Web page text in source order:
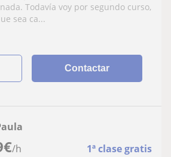
Todavía voy por segundo curso,
sea ca...
Contactar
€/h 1ª clase gratis